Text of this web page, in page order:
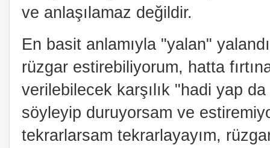
ve anlaşılamaz değildir.
En basit anlamıyla "yalan"
rüzgar estirebiliyorum, hatta
verilebilecek karşılık "hadi yap
söyleyip duruyorsam ve
tekrarlarsam tekrarlayayım,